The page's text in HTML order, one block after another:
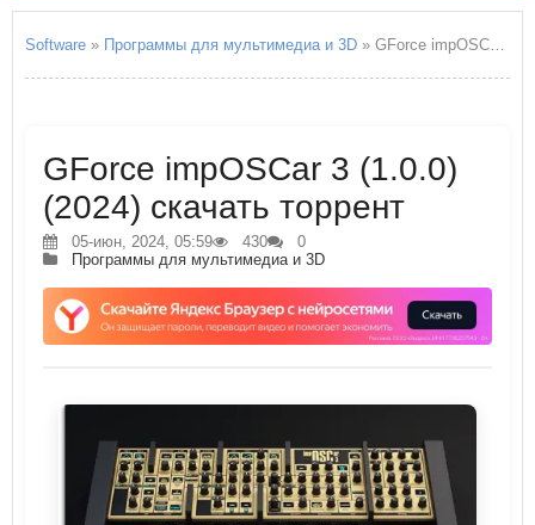
Software » Программы для мультимедиа и 3D » GForce impOSCar 3
GForce impOSCar 3 (1.0.0)
(2024) скачать торрент
05-июн, 2024, 05:59 430
0
Программы для мультимедиа и 3D